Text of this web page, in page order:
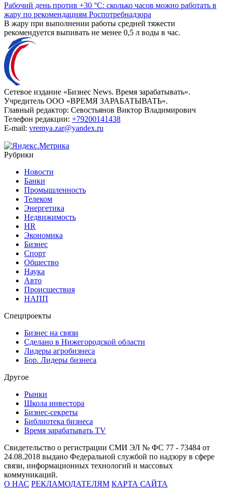
Рабочий день против +30 °C: сколько часов можно работать в
жару по рекомендациям Роспотребнадзора
В жару при выполнении работы средней тяжести
рекомендуется выпивать не менее 0,5 л воды в час.
Сетевое издание «Бизнес News. Время зарабатывать».
Учредитель ООО «ВРЕМЯ ЗАРАБАТЫВАТЬ».
Главный редактор: Севостьянов Виктор Владимирович
Телефон редакции: +79200141438
E-mail: vremya.zar@yandex.ru
Рубрики
Новости
Банки
Промышленность
Телеком
Энергетика
Недвижимость
HR
Экономика
Бизнес
Спорт
Общество
Наука
Авто
Происшествия
НАПП
Спецпроекты
Бизнес на связи
Сделано в Нижегородской области
Лидеры агробизнеса
Бор. Лидеры бизнеса
Другое
Рынки
Школа инвестора
Бизнес-секреты
Библиотека бизнеса
Время зарабатывать TV
Свидетельство о регистрации СМИ ЭЛ № ФС 77 - 73484 от
24.08.2018 выдано Федеральной службой по надзору в сфере
связи, информационных технологий и массовых
коммуникаций.
О НАС РЕКЛАМОДАТЕЛЯМ КАРТА САЙТА